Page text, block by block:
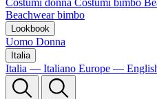
Beachwear bimbo
Lookbook
Uomo Donna
Italia
Italia — Italiano Europe —